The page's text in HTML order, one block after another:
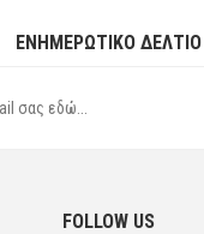
ΕΝΗΜΕΡΩΤΙΚΌ ΔΕΛΤΊΟ
FOLLOW US